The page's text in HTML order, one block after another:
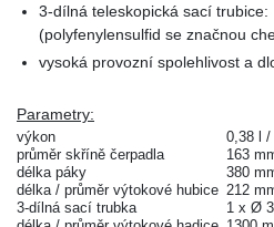
3-dílná teleskopická sací trubice:
(polyfenylensulfid se značnou
vysoká provozní spolehlivost a
Parametry:
výkon
průměr skříně čerpadla
délka páky
délka / průměr výtokové hubice
3-dílná sací trubka
0,38 l /
163
380
212
1 x Ø